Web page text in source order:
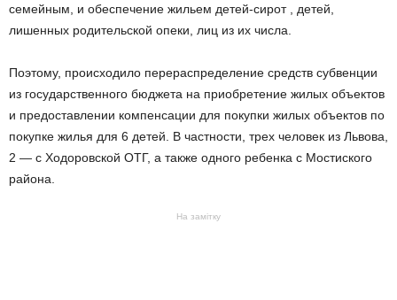
семейным, и обеспечение жильем детей-сирот , детей,
лишенных родительской опеки, лиц из их числа.
Поэтому, происходило перераспределение средств субвенции
из государственного бюджета на приобретение жилых объектов
и предоставлении компенсации для покупки жилых объектов по
покупке жилья для 6 детей. В частности, трех человек из Львова,
2 — с Ходоровской ОТГ, а также одного ребенка с Мостиского
района.
На замітку